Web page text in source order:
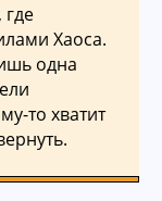
Хаоса.
одна
то хватит